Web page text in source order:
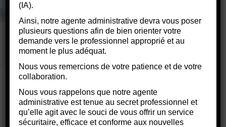
CAPSULES SANTÉ
FIÈVRE CHEZ L'ENFANT
(IA).
Ainsi, notre agente administrative devra vous poser
plusieurs questions afin de bien orienter votre
demande vers le professionnel approprié et au
moment le plus adéquat.
Nous vous remercions de votre patience et de votre
collaboration.
Nous vous rappelons que notre agente
administrative est tenue au secret professionnel et
qu’elle agit avec le souci de vous offrir un service
sécuritaire, efficace et conforme aux nouvelles